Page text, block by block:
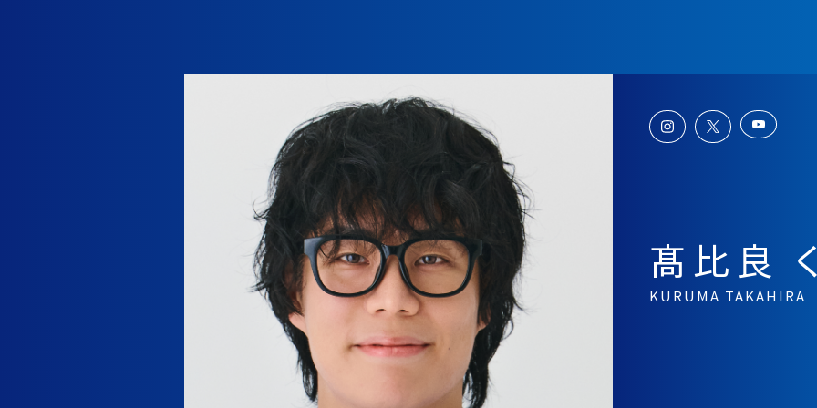
髙比良
KURUMA TAKAHIRA